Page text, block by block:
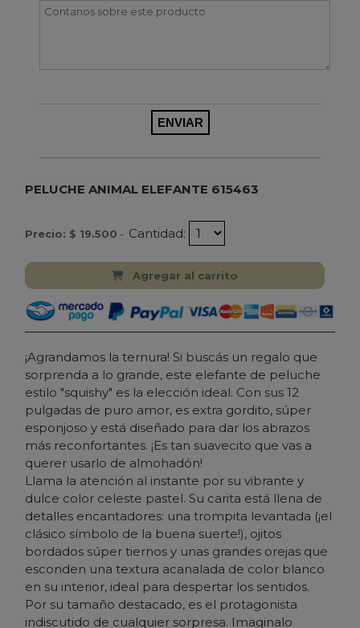
PELUCHE ANIMAL ELEFANTE 615463
Precio: $ 19.500 - Cantidad:
Agregar al carrito
¡Agrandamos la ternura! Si buscás un regalo que
sorprenda a lo grande, este elefante de peluche
estilo "squishy" es la elección ideal. Con sus 12
pulgadas de puro amor, es extra gordito, súper
esponjoso y está diseñado para dar los abrazos
más reconfortantes. ¡Es tan suavecito que vas a
querer usarlo de almohadón!
Llama la atención al instante por su vibrante y
dulce color celeste pastel. Su carita está llena de
detalles encantadores: una trompita levantada (¡el
clásico símbolo de la buena suerte!), ojitos
bordados súper tiernos y unas grandes orejas que
esconden una textura acanalada de color blanco
en su interior, ideal para despertar los sentidos.
Por su tamaño destacado, es el protagonista
indiscutido de cualquier sorpresa. Imaginalo